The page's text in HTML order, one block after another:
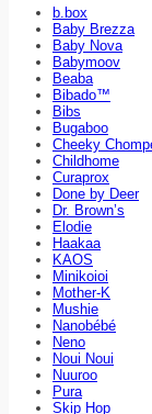
b.box
Baby Brezza
Baby Nova
Babymoov
Beaba
Bibado™
Bibs
Bugaboo
Cheeky
Childhome
Curaprox
Done by Deer
Dr. Brown’s
Elodie
Haakaa
KAOS
Minikoioi
Mother-K
Mushie
Nanobébé
Neno
Noui Noui
Nuuroo
Pura
Skip Hop